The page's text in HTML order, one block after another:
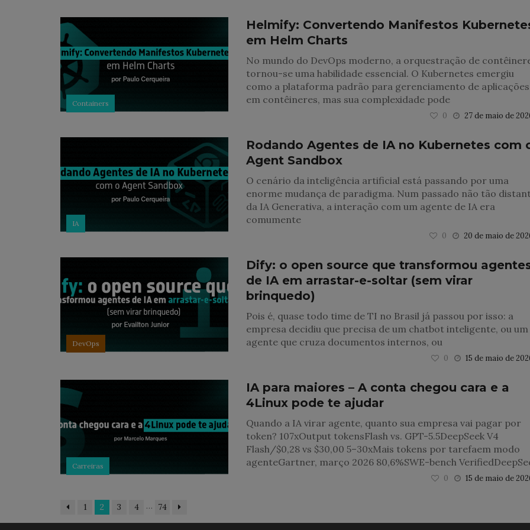
Containers
Helmify: Convertendo Manifestos
em Helm Charts
No mundo do DevOps moderno, a orquestração de
tornou-se uma habilidade essencial. O Kubernetes emergiu
como a plataforma padrão para gerenciamento de aplicações
em contêineres, mas sua complexidade pode
27 de maio de
0
IA
Rodando Agentes de IA no Kubernetes com
Agent Sandbox
O cenário da inteligência artificial está passando por uma
enorme mudança de paradigma. Num passado não tão
da IA Generativa, a interação com um agente de IA era
comumente
20 de maio de
0
DevOps
Dify: o open source que transformou
de IA em arrastar-e-soltar (sem virar
brinquedo)
Pois é, quase todo time de TI no Brasil já passou por isso: a
empresa decidiu que precisa de um chatbot inteligente, ou um
agente que cruza documentos internos, ou
15 de maio de
0
Carreiras
IA para maiores – A conta chegou cara e a
4Linux pode te ajudar
Quando a IA virar agente, quanto sua empresa vai pagar por
token? 107xOutput tokensFlash vs. GPT-5.5DeepSeek V4
Flash/$0,28 vs $30,00 5–30xMais tokens por tarefaem modo
agenteGartner, março 2026 80,6%SWE-bench
15 de maio de
0
1 2 3 4 … 74